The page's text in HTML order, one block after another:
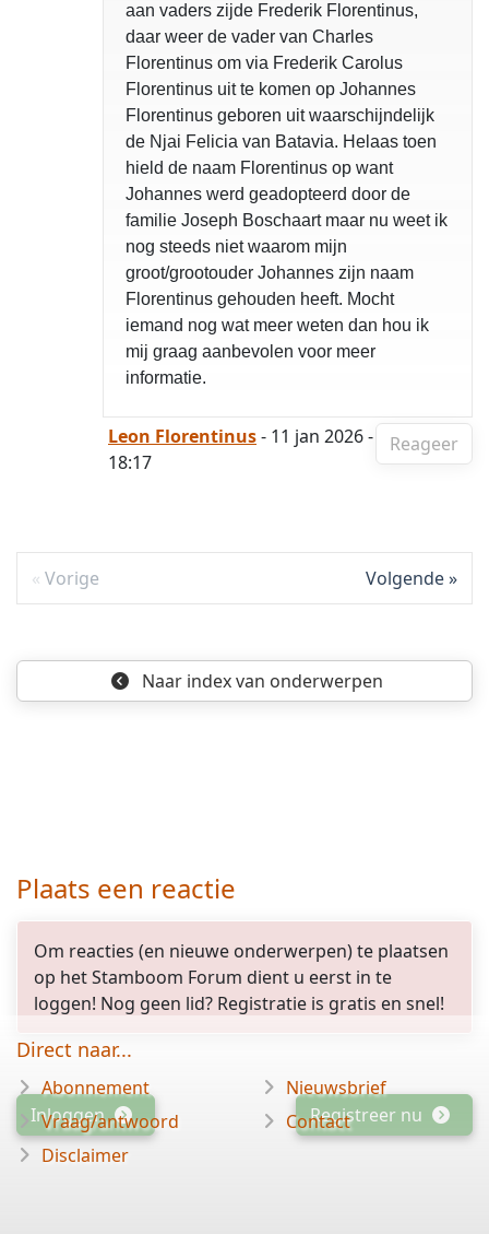
aan vaders zijde Frederik Florentinus,
daar weer de vader van Charles
Florentinus om via Frederik Carolus
Florentinus uit te komen op Johannes
Florentinus geboren uit waarschijndelijk
de Njai Felicia van Batavia. Helaas toen
hield de naam Florentinus op want
Johannes werd geadopteerd door de
familie Joseph Boschaart maar nu weet ik
nog steeds niet waarom mijn
groot/grootouder Johannes zijn naam
Florentinus gehouden heeft. Mocht
iemand nog wat meer weten dan hou ik
mij graag aanbevolen voor meer
informatie.
Reageer
Leon Florentinus- 11 jan 2026 -
18:17
Vorige Volgende
Naar indexvan onderwerpen
Plaats een reactie
Om reacties (en nieuwe onderwerpen) te plaatsen
op het Stamboom Forum dient u eerst in te
loggen! Nog geen lid? Registratie is gratis en snel!
Inloggen Registreer nu
Direct naar...
Abonnement
Vraag/antwoord
Disclaimer
Nieuwsbrief
Contact